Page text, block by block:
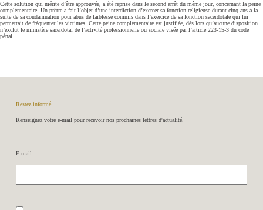
Cette solution qui mérite d’être approuvée, a été reprise dans le second arrêt du même jour, concernant la peine
complémentaire. Un prêtre a fait l’objet d’une interdiction d’exercer sa fonction religieuse durant cinq ans à la
suite de sa condamnation pour abus de faiblesse commis dans l’exercice de sa fonction sacerdotale qui lui
permettait de fréquenter les victimes. Cette peine complémentaire est justifiée, dès lors qu’aucune disposition
n’exclut le ministère sacerdotal de l’activité professionnelle ou sociale visée par l’article 223-15-3 du code
pénal.
Restez informé
Renseignez votre e-mail pour recevoir nos prochaines lettres d'actualité.
E-mail